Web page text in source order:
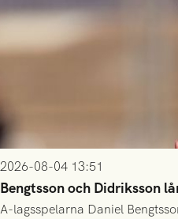
2026-08-04 13:51
Bengtsson och Didriksson
A-lagsspelarna Daniel